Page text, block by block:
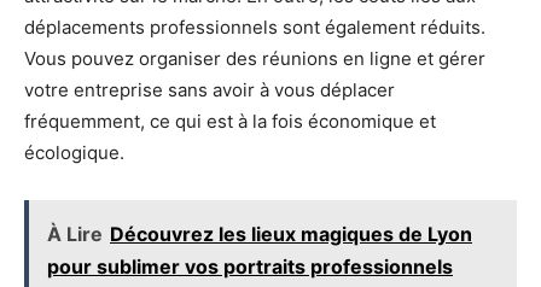
déplacements professionnels sont également réduits.
Vous pouvez organiser des réunions en ligne et gérer
votre entreprise sans avoir à vous déplacer
fréquemment, ce qui est à la fois économique et
écologique.
À Lire Découvrez les lieux magiques de Lyon
pour sublimer vos portraits professionnels